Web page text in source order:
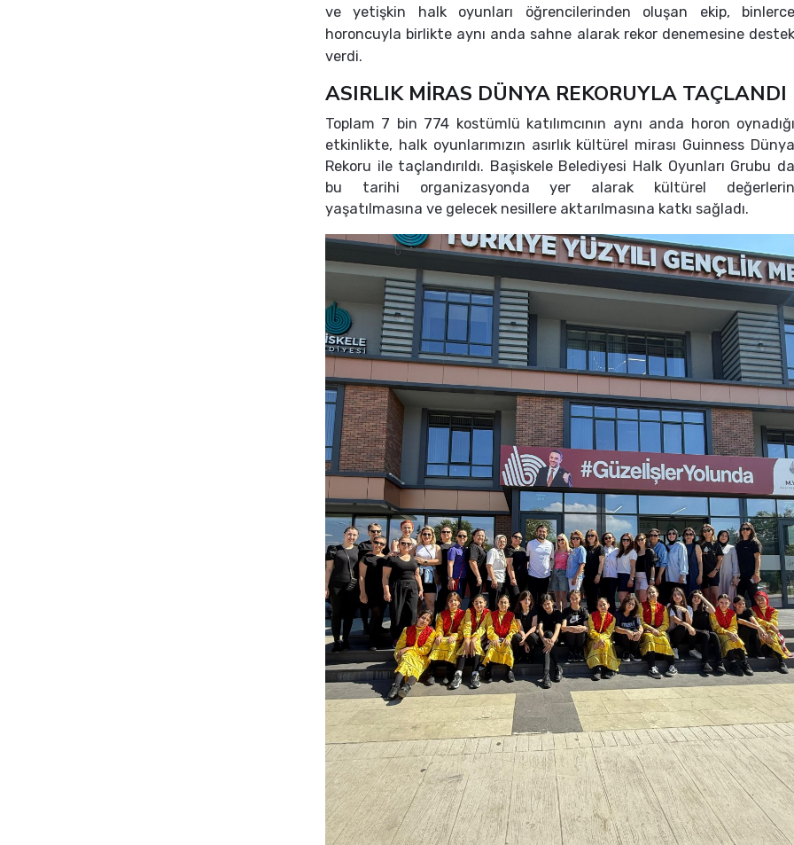
ve yetişkin halk oyunları öğrencilerinden oluşan ekip, binlerce
horoncuyla birlikte aynı anda sahne alarak rekor denemesine destek
verdi.
ASIRLIK MİRAS DÜNYA REKORUYLA TAÇLANDI
Toplam 7 bin 774 kostümlü katılımcının aynı anda horon oynadığı
etkinlikte, halk oyunlarımızın asırlık kültürel mirası Guinness Dünya
Rekoru ile taçlandırıldı. Başiskele Belediyesi Halk Oyunları Grubu da
bu tarihi organizasyonda yer alarak kültürel değerlerin
yaşatılmasına ve gelecek nesillere aktarılmasına katkı sağladı.